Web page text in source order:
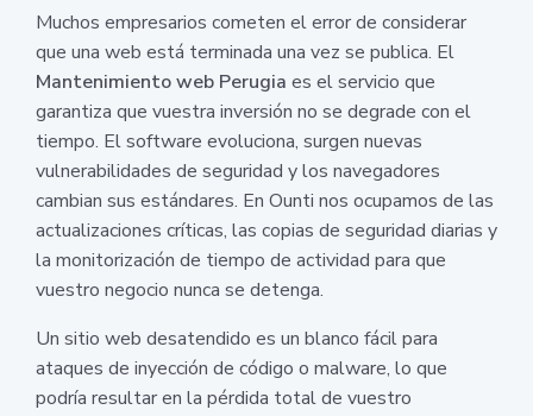
Muchos empresarios cometen el error de considerar
que una web está terminada una vez se publica. El
Mantenimiento web Perugia es el servicio que
garantiza que vuestra inversión no se degrade con el
tiempo. El software evoluciona, surgen nuevas
vulnerabilidades de seguridad y los navegadores
cambian sus estándares. En Ounti nos ocupamos de las
actualizaciones críticas, las copias de seguridad diarias y
la monitorización de tiempo de actividad para que
vuestro negocio nunca se detenga.
Un sitio web desatendido es un blanco fácil para
ataques de inyección de código o malware, lo que
podría resultar en la pérdida total de vuestro